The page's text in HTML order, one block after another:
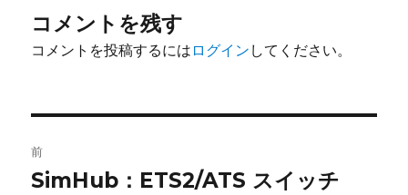
コメントを残す
コメントを投稿するには ログイン してください。
稿
前
前
SimHub：ETS2/ATS スイッチ